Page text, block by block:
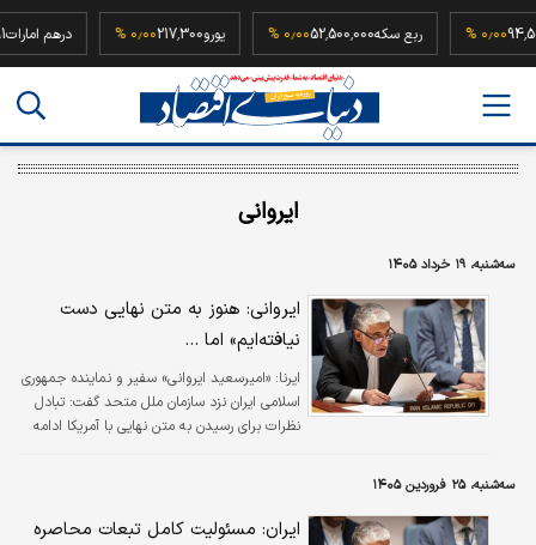
94,500,000۰٫۰۰ % ربع سکه52,500,000۰٫۰۰ % یورو217,300۰٫۰۰ % درهم
ایروانی
سه‌شنبه، ۱۹ خرداد ۱۴۰۵
ایروانی: هنوز به متن نهایی دست
نیافته‌ایم» اما ...
ایرنا: «امیرسعید ایروانی» سفیر و نماینده جمهوری
اسلامی ایران نزد سازمان ملل متحد گفت: تبادل
نظرات برای رسیدن به متن نهایی با آمریکا ادامه
سه‌شنبه، ۲۵ فروردین ۱۴۰۵
ایران: مسئولیت کامل تبعات محاصره